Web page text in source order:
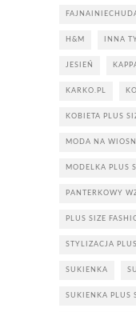
H&M INNA TY
JESIEŃ
KARKO.PL
KOBIETA PLUS
MODA NA
MODELKA PLUS
PANTERKOWY
PLUS SIZE
STYLIZACJA
SUKIENKA
SUKIENKA PLUS